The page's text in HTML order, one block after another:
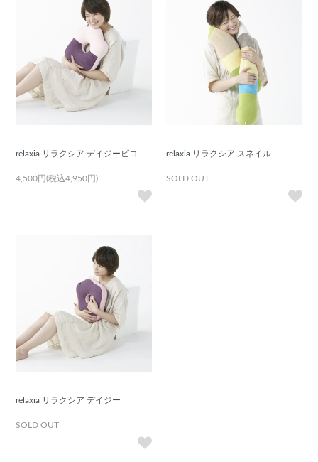
relaxia リラクシア デイジービコ
4,500円(税込4,950円)
relaxia リラクシア スネイル
SOLD OUT
relaxia リラクシア デイジー
SOLD OUT